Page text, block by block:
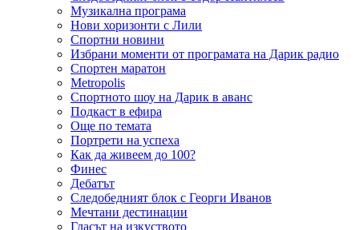
Музикална програма
Нови хоризонти с Лили
Спортни новини
Избрани моменти от програмата на Дарик радио
Спортен маратон
Metropolis
Спортното шоу на Дарик в аванс
Подкаст в ефира
Още по темата
Портрети на успеха
Как да живеем до 100?
Финес
Дебатът
Следобедният блок с Георги Иванов
Мечтани дестинации
Гласът на изкуството